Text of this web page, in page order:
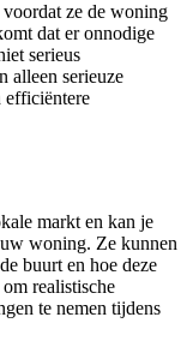
voordat ze de woning
dat er onnodige
serieus
alleen serieuze
efficiëntere
markt en kan je
woning. Ze kunnen
buurt en hoe deze
realistische
te nemen tijdens